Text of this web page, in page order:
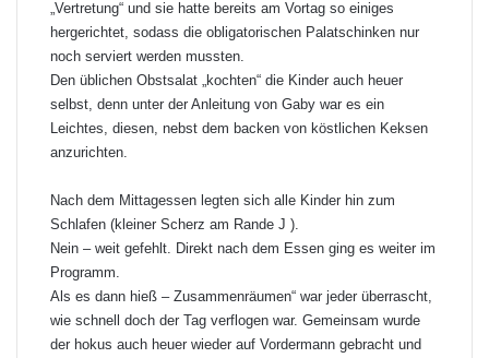
„Vertretung“ und sie hatte bereits am Vortag so einiges
hergerichtet, sodass die obligatorischen Palatschinken nur
noch serviert werden mussten.
Den üblichen Obstsalat „kochten“ die Kinder auch heuer
selbst, denn unter der Anleitung von Gaby war es ein
Leichtes, diesen, nebst dem backen von köstlichen Keksen
anzurichten.
Nach dem Mittagessen legten sich alle Kinder hin zum
Schlafen (kleiner Scherz am Rande J ).
Nein – weit gefehlt. Direkt nach dem Essen ging es weiter im
Programm.
Als es dann hieß – Zusammenräumen“ war jeder überrascht,
wie schnell doch der Tag verflogen war. Gemeinsam wurde
der hokus auch heuer wieder auf Vordermann gebracht und